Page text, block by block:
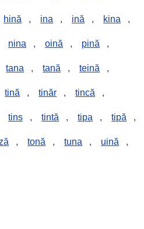
hină , ina , ină , kina ,
nina , oină , pină ,
tana , tană , teină ,
tină , tinăr , tincă ,
tins , tintă , tipa , tipă ,
, tonă , tuna , uină ,